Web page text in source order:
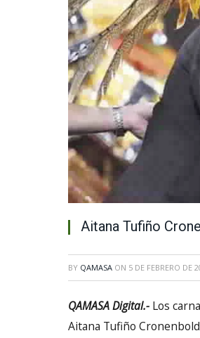
Aitana Tufiño
BY QAMASA ON 5 DE FEBRERO DE
QAMASA Digital.- Los
Aitana Tufiño